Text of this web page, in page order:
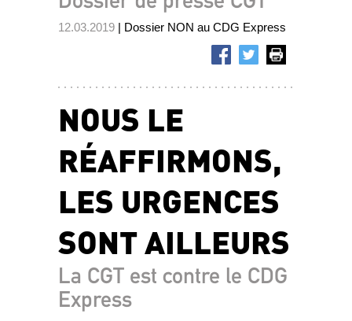
12.03.2019 | Dossier NON au CDG Express
NOUS LE
RÉAFFIRMONS,
LES URGENCES
SONT AILLEURS
La CGT est contre le CDG
Express